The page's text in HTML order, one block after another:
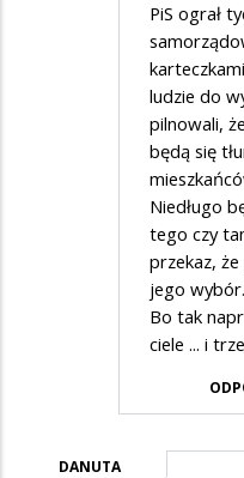
PiS ograł
ludzie do
pilnowali,
będą się
Niedługo
tego czy
przekaz,
jego
Bo tak
ciele ... i
DANUTA